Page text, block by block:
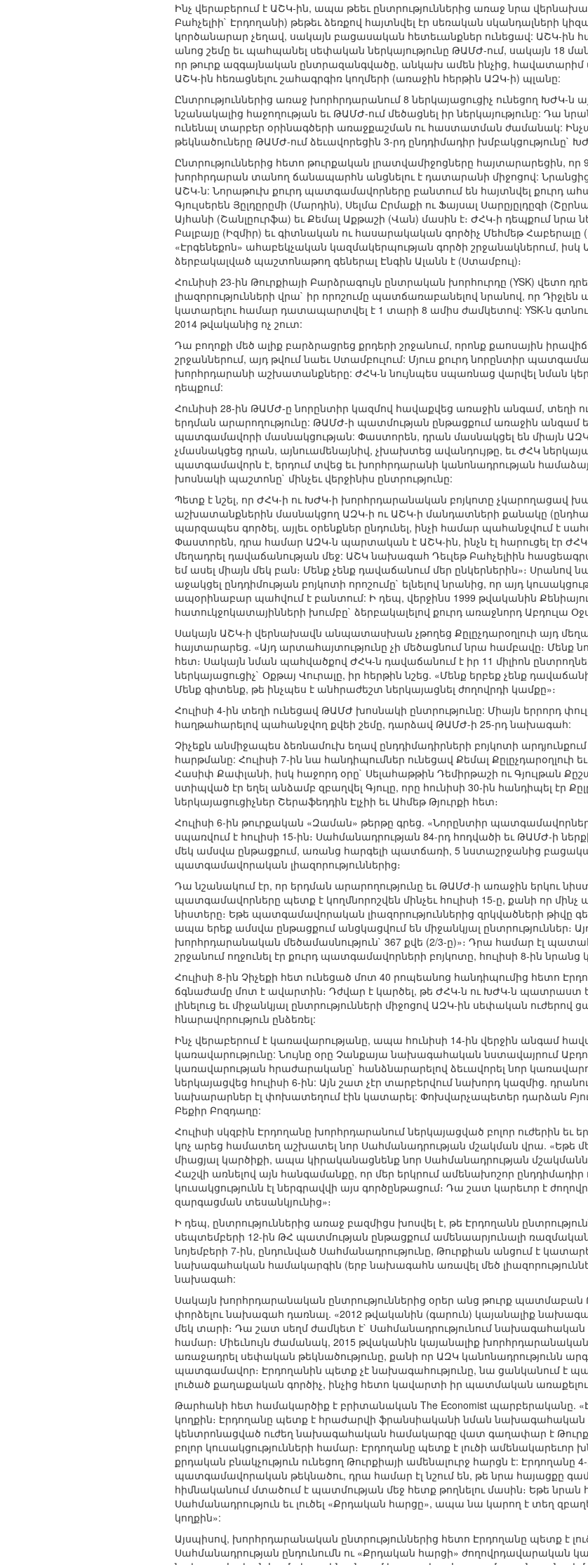
Ինչ վերաբերում է ԱՇԿ-ին, ապա թեեւ ընտրություններից առաջ նրա
Բահչելիի` Էրդողանի) թեթեւ ձեռքով հայտնվել էր սեռական սկանդալների
կործանարար չեղավ, սակայն բացասական հետեւանքներ ունեցավ: ԱՇԿ-ին
անոց շեմը եւ պահպանել սեփական ներկայությունը ԹԱՄԺ-ում, սակայն 18
որ թուրք ազգայնական ընտրազանգվածը, անկախ ամեն ինչից, հավատարիմ
ԱՇԿ-ին հեռացնելու շահագրգիռ կողմերի (առաջին հերթին ԱԶԿ-ի) պլանը:
Ընտրություններից առաջ խորհրդարանում 8 ներկայացուցիչ ունեցող ԽԺԿ-
նշանակալից հաջողության եւ ԹԱՄԺ-ում մեծացնել իր ներկայությունը: Դա
ունենալ տարբեր օրինագծերի առաջքաշման ու հաստատման ժամանակ:
թեկնածուները ԹԱՄԺ-ում ձեւավորեցին 3-րդ ընդդիմադիր խմբակցությունը`
Ընտրություններից հետո թուրքական լրատվամիջոցները հայտարարեցին,
խորհրդարան տանող ճանապարհն անցնելու է դատարանի միջոցով: Նրանցից
ԱՇԿ-ն: Նորաթուխ քուրդ պատգամավորները բանտում են հայտնվել քուրդ
Գյուլսերեն Յըլդըրըմի (Մարդին), Սելմա Ըրմաքի ու Ֆայսալ Սարըյըլդըզի
Այհանի (Շանլըուրֆա) եւ Քեմալ Աքթաշի (Վան) մասին է։ ԺՀԿ-ի դեպքում նրա
Բալբայը (Իզմիր) եւ գիտնական ու հասարակական գործիչ Մեհմեթ Հաբերալը
«Էրգենեքոն» ահաբեկչական կազմակերպության գործի շրջանակներում, իսկ
ձերբակալված պաշտոնաթող գեներալ Էնգին Ալանն է (Ստամբուլ)։
Հունիսի 23-ին Թուրքիայի Բարձրագույն ընտրական խորհուրդը (YSK)
լիազորությունների վրա` իր որոշումը պատճառաբանելով նրանով, որ Դիջլեն
կատարելու համար դատապարտվել է 1 տարի 8 ամիս ժամկետով: YSK-ն
2014 թվականից ոչ շուտ:
Դա բողոքի մեծ ալիք բարձրացրեց քրդերի շրջանում, որոնք քաոսային
շրջաններում, այդ թվում նաեւ Ստամբուլում: Մյուս քուրդ նորընտիր
խորհրդարանի աշխատանքները: ԺՀԿ-ն նույնպես սպառնաց վարվել նման
դեպքում:
Հունիսի 28-ին ԹԱՄԺ-ը նորընտիր կազմով հավաքվեց առաջին անգամ, տեղի
երդման արարողությունը: ԹԱՄԺ-ի պատմության ընթացքում առաջին անգամ
պատգամավորի մասնակցության: Փաստորեն, դրան մասնակցել են միայն
չմասնակցեց դրան, այնուամենայնիվ, չխախտեց ավանդույթը, եւ ԺՀԿ
պատգամավորն է, երդում տվեց եւ խորհրդարանի կանոնադրության
խոսնակի պաշտոնը` մինչեւ վերջինիս ընտրությունը:
Պետք է նշել, որ ԺՀԿ-ի ու ԽԺԿ-ի խորհրդարանական բոյկոտը չկարողացավ
աշխատանքներին մասնակցող ԱԶԿ-ի ու ԱՇԿ-ի մանդատների քանակը
պարզապես գործել, այլեւ օրենքներ ընդունել, ինչի համար պահանջվում է
Փաստորեն, դրա համար ԱԶԿ-ն պարտական է ԱՇԿ-ին, ինչն էլ հարուցել էր ԺՀԿ-
մեղադրել դավաճանության մեջ: ԱՇԿ նախագահ Դեւլեթ Բահչելիին
եմ ասել միայն մեկ բան։ Մենք չենք դավաճանում մեր ընկերներին»։
աջակցել ընդդիմության բոյկոտի որոշումը` ելնելով նրանից, որ այդ
ապօրինաբար պահվում է բանտում: Ի դեպ, վերջինս 1999 թվականին
հատուկջոկատայինների խումբը` ձերբակալելով քուրդ առաջնորդ Աբդուլա
Սակայն ԱՇԿ-ի վերնախավն անպատասխան չթողեց Քըլըչդարօղլուի այդ
հայտարարեց. «Այդ արտահայտությունը չի մեծացնում նրա համբավը։ Մենք
հետ։ Սակայն նման պահվածքով ԺՀԿ-ն դավաճանում է իր 11 միլիոն
ներկայացուցիչ` Օքթայ Վուրալը, իր հերթին նշեց. «Մենք երբեք չենք դավաճանի
Մենք գիտենք, թե ինչպես է անհրաժեշտ ներկայացնել ժողովրդի կամքը»։
Հուլիսի 4-ին տեղի ունեցավ ԹԱՄԺ խոսնակի ընտրությունը: Միայն երրորդ
հաղթահարելով պահանջվող քվեի շեմը, դարձավ ԹԱՄԺ-ի 25-րդ նախագահ:
Չիչեքն անմիջապես ձեռնամուխ եղավ ընդդիմադիրների բոյկոտի
հարթմանը: Հուլիսի 7-ին նա հանդիպումներ ունեցավ Քեմալ
Հասիփ Քափլանի, իսկ հաջորդ օրը` Սելահաթթին Դեմիրթաշի ու Գյուլթան
ստիպված էր եղել անձամբ զբաղվել Գյուլը, որը հունիսի 30-ին հանդիպել էր
ներկայացուցիչներ Շերաֆեդդին Էլչիի եւ Ահմեթ Թյուրքի հետ։
Հուլիսի 6-ին թուրքական «Զաման» թերթը գրեց. «Նորընտիր
սպառվում է հուլիսի 15-ին։ Սահմանադրության 84-րդ հոդվածի եւ ԹԱՄԺ-ի
մեկ ամսվա ընթացքում, առանց հարգելի պատճառի, 5 նստաշրջանից
պատգամավորական լիազորություններից։
Դա նշանակում էր, որ երդման արարողությունը եւ ԹԱՄԺ-ի առաջին երկու
պատգամավորները պետք է կողմնորոշվեն մինչեւ հուլիսի 15-ը, քանի որ մինչ
նիստերը։ Եթե պատգամավորական լիազորություններից զրկվածների թիվը
ապա երեք ամսվա ընթացքում անցկացվում են միջանկյալ ընտրություններ։
խորհրդարանական մեծամասնություն` 367 քվե (2/3-ը)»։ Դրա համար էլ
շրջանում ողջունել էր քուրդ պատգամավորների բոյկոտը, հուլիսի 8-ին
Հուլիսի 8-ին Չիչեքի հետ ունեցած մոտ 40 րոպեանոց հանդիպումից հետո
ճգնաժամը մոտ է ավարտին։ Դժվար է կարծել, թե ԺՀԿ-ն ու ԽԺԿ-ն պատրաստ
լինելուց եւ միջանկյալ ընտրությունների միջոցով ԱԶԿ-ին սեփական
հնարավորություն ընձեռել:
Ինչ վերաբերում է կառավարությանը, ապա հունիսի 14-ին վերջին անգամ
կառավարությունը: Նույնը օրը Չանքայա նախագահական նստավայրում
կառավարության հրաժարականը` հանձնարարելով ձեւավորել նոր
ներկայացվեց հուլիսի 6-ին: Այն շատ չէր տարբերվում նախորդ կազմից.
նախարարներ էլ փոխատեղում էին կատարել: Փոխվարչապետեր դարձան
Բեքիր Բոզդաղը:
Հուլիսի սկզբին Էրդողանը խորհրդարանում ներկայացված բոլոր ուժերին
կոչ արեց համատեղ աշխատել նոր Սահմանադրության մշակման վրա. «Եթե
միացյալ կարծիքի, ապա կիրականացնենք նոր Սահմանադրության մշակմանն
Հաշվի առնելով այն հանգամանքը, որ մեր երկրում ամենախոշոր ընդդիմադիր
կուսակցությունն էլ ներգրավվի այս գործընթացում։ Դա շատ կարեւոր է
զարգացման տեսանկյունից»։
Ի դեպ, ընտրություններից առաջ բազմիցս խոսվել է, թե Էրդողանն
սեպտեմբերի 12-ին ԹՀ պատմության ընթացքում ամենաարյունալի
նոյեմբերի 7-ին, ընդունված Սահմանադրությունը, Թուրքիան անցում է
նախագահական համակարգին (երբ նախագահն առավել մեծ
նախագահ:
Սակայն խորհրդարանական ընտրություններից օրեր անց թուրք
փորձելու նախագահ դառնալ. «2012 թվականին (գարուն) կայանալիք
մեկ տարի։ Դա շատ սեղմ ժամկետ է` Սահմանադրությունում նախագահական
համար։ Միեւնույն ժամանակ, 2015 թվականին կայանալիք
առաջադրել սեփական թեկնածությունը, քանի որ ԱԶԿ կանոնադրությունն
պատգամավոր։ Էրդողանին պետք չէ նախագահությունը, նա ցանկանում է
լուծած քաղաքական գործիչ, ինչից հետո կավարտի իր պատմական
Թարհանի հետ համակարծիք է բրիտանական The Economist պարբերականը.
կողքին։ Էրդողանը պետք է հրաժարվի ֆրանսիականի նման նախագահական
կենտրոնացված ուժեղ նախագահական համակարգը վատ գաղափար է
բոլոր կուսակցությունների համար։ Էրդողանը պետք է լուծի ամենակարեւոր
քրդական բնակչություն ունեցող Թուրքիայի ամենալուրջ հարցն է:
պատգամավորական թեկնածու, դրա համար էլ նշում են, թե նրա հայացքը
հիմնականում մտածում է պատմության մեջ հետք թողնելու մասին։ Եթե
Սահմանադրություն եւ լուծել «Քրդական հարցը», ապա նա կարող է տեղ
կողքին»:
Այսպիսով, խորհրդարանական ընտրություններից հետո Էրդողանը պետք է
Սահմանադրության ընդունումն ու «Քրդական հարցի» ժողովրդավարական